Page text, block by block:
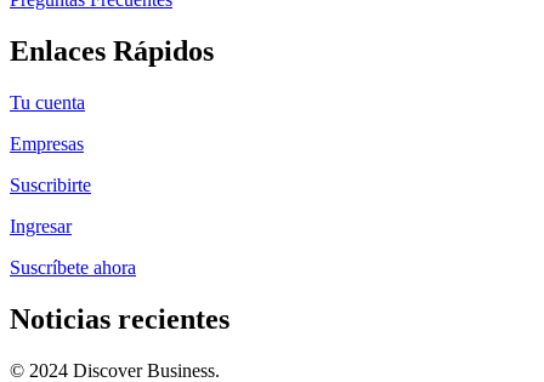
Enlaces Rápidos
Tu cuenta
Empresas
Suscribirte
Ingresar
Suscríbete ahora
Noticias recientes
© 2024 Discover Business.